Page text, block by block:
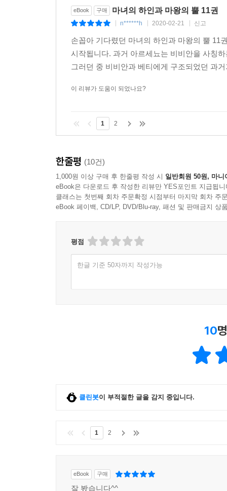
eBook 구매 마녀의 하인과 마왕의 뿔 11권
n******h 2020-02-21 신고
손꼽아 기다렸던 마녀의 하인과 마왕의 뿔 11
시작됩니다. 과거 아르세뇨는 비비안을 사칭
그러던 중 비비안과 베티에게 구조되었던 과
이 리뷰가 도움이 되었나요?
1 2
한줄평 (10건)
1,000원 이상 구매 후 한줄평 작성 시 일반회원 50원, 마니
eBook은 다운로드 후 작성한 리뷰만 YES포인트 지급됩니
클래스는 첫번째 회차 주문확정 시점부터 마지막 회차 주
eBook 페이백, CD/LP, DVD/Blu-ray, 패션 및 판매금지 상
평점
한글 기준 50자까지 작성가능
10
클린봇이 부적절한 글을 감지 중입니다.
1 2
eBook 구매
잘 봤습니다^^